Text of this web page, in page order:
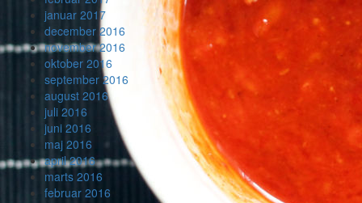
januar 2017
december 2016
november 2016
oktober 2016
september 2016
august 2016
juli 2016
juni 2016
maj 2016
april 2016
marts 2016
februar 2016